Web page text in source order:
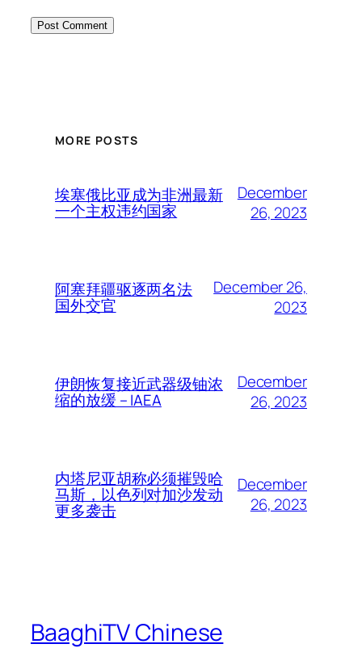
MORE POSTS
埃塞俄比亚成为非洲最新
一个主权违约国家
December
26, 2023
阿塞拜疆驱逐两名法
国外交官
December 26,
2023
伊朗恢复接近武器级铀浓
缩的放缓 – IAEA
December
26, 2023
内塔尼亚胡称必须摧毁哈
马斯，以色列对加沙发动
更多袭击
December
26, 2023
BaaghiTV Chinese